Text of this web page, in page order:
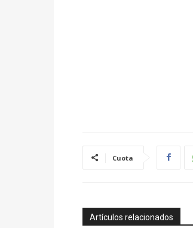
Cuota
Artículos relacionados